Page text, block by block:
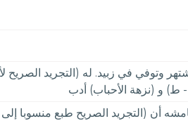
وتوفي في زبيد. له (التجريد
ط) و (نزهة الأحباب) أدب